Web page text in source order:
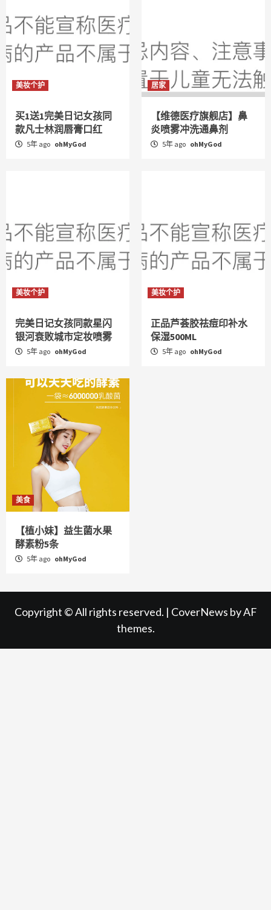
美妆个护
买1送1完美日记女孩同
款凡士林润唇膏口红
5年 ago ohMyGod
居家
【维德医疗旗舰店】鼻
炎喷雾冲洗通鼻剂
5年 ago ohMyGod
美妆个护
完美日记女孩同款星闪
银河衰败城市定妆喷雾
5年 ago ohMyGod
美妆个护
正品芦荟胶祛痘印补水
保湿500ML
5年 ago ohMyGod
美食
【植小妹】益生菌水果
酵素粉5条
5年 ago ohMyGod
Copyright © All rights reserved. | CoverNews by AF
themes.